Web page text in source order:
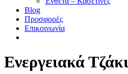
Blog
Προσφορές
Επικοινωνία
Ενεργειακά